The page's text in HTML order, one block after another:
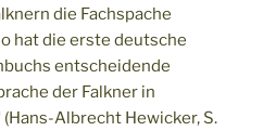
die Fachspache
hat die erste deutsche
entscheidende
der Falkner in
Albrecht Hewicker, S.